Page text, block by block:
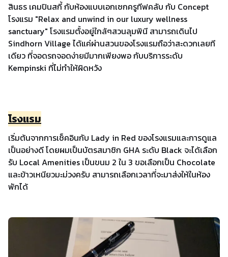
สินธร เคมปินสกี้ กับห้องแบบเอกเซกครูทีฟคลับ กับ Concept
โรงแรม "Relax and unwind in our luxury wellness
sanctuary" โรงแรมตั้งอยู่ใกล้ๆสวนลุมพินี สามารถเดินไป
Sindhorn Village ได้แค่ผ่านสวนของโรงแรมถือว่าสะดวกเลยที
เดียว ที่จอดรถจอดง่ายมีมากเพียงพอ กับบริการระดับ
Kempinski ที่ไม่ทำให้ผิดหวัง
โรงแรม
เริ่มต้นจากการเช็คอินกับ Lady in Red ของโรงแรมและการดูแล
เป็นอย่างดี โดยผมเป็นบัตรสมาชิก GHA ระดับ Black จะได้เลือก
รับ Local Amenities เป็นขนม 2 ใน 3 ขอเลือกเป็น Chocolate
และข้าวเหนียวมะม่วงครับ สามารถเลือกเวลาที่จะมาส่งให้ในห้อง
พักได้